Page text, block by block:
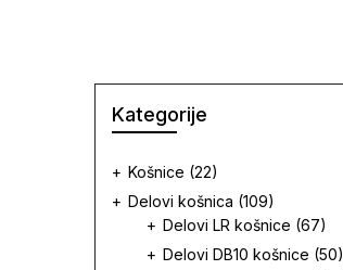
Kategorije
Košnice (22)
Delovi košnica (109)
Delovi LR košnice (67)
Delovi DB10 košnice (50)